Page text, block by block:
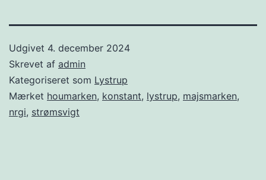
Udgivet 4. december 2024
Skrevet af admin
Kategoriseret som Lystrup
Mærket houmarken, konstant, lystrup, majsmarken,
nrgi, strømsvigt